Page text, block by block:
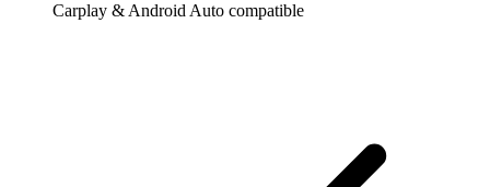
Carplay & Android Auto compatible